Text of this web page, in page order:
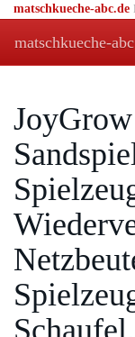
Skip
main
content
matschkueche-abc.de
matschkueche-